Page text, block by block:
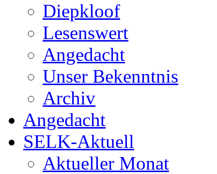
Diepkloof
Lesenswert
Angedacht
Unser Bekenntnis
Archiv
Angedacht
SELK-Aktuell
Aktueller Monat